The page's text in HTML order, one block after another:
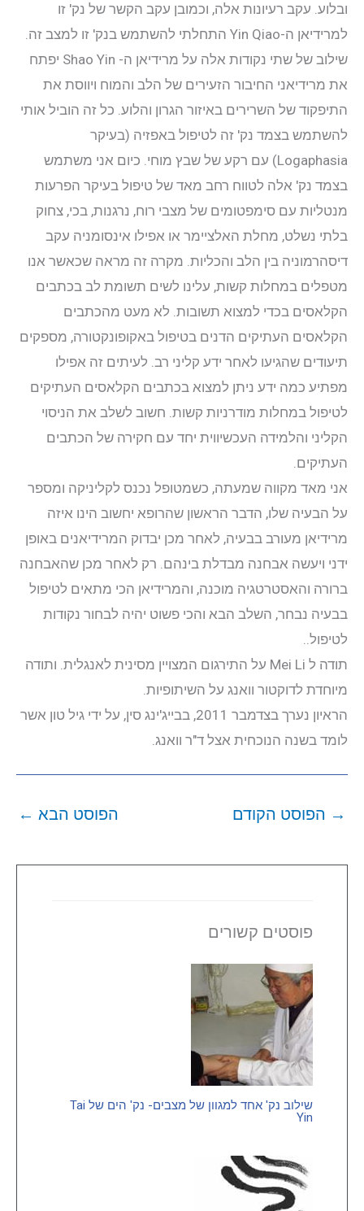
ובלוע. עקב רעיונות אלה, וכמובן עקב הקשר של נק' זו
למרידיאן ה-Yin Qiao התחלתי להשתמש בנק' זו למצב זה.
שילוב של שתי נקודות אלה על מרידיאן ה- Shao Yin יפתח
את מרידיאני החיבור הזעירים של הלב והמוח ויווסת את
התיפקוד של השרירים באיזור הגרון והלוע. כל זה הוביל אותי
להשתמש בצמד נק' זה לטיפול באפזיה (בעיקר
Logaphasia) עם רקע של שבץ מוחי. כיום אני משתמש
בצמד נק' אלה לטווח רחב מאד של טיפול בעיקר הפרעות
מנטליות עם סימפטומים של מצבי רוח, נרגנות, בכי, צחוק
בלתי נשלט, מחלת האלציימר או אפילו אינסומניה עקב
דיסהרמוניה בין הלב והכליות. מקרה זה מראה שכאשר אנו
מטפלים במחלות קשות, עלינו לשים תשומת לב בכתבים
הקלאסים בכדי למצוא תשובות. לא מעט מהכתבים
הקלאסים העתיקים הדנים בטיפול באקופונקטורה, מספקים
תיעודים שהגיעו לאחר ידע קליני רב. לעיתים זה אפילו
מפתיע כמה ידע ניתן למצוא בכתבים הקלאסים העתיקים
לטיפול במחלות מודרניות קשות. חשוב לשלב את הניסוי
הקליני והלמידה העכשיווית יחד עם חקירה של הכתבים
העתיקים.
אני מאד מקווה שמעתה, כשמטופל נכנס לקליניקה ומספר
על הבעיה שלו, הדבר הראשון שהרופא יחשוב הינו איזה
מרידיאן מעורב בבעיה, לאחר מכן יבדוק המרידיאנים באופן
ידני ויעשה אבחנה מבדלת בינהם. רק לאחר מכן שהאבחנה
ברורה והאסטרטגיה מוכנה, והמרידיאן הכי מתאים לטיפול
בבעיה נבחר, השלב הבא והכי פשוט יהיה לבחור נקודות
לטיפול..
תודה ל Mei Li על התירגום המצויין מסינית לאנגלית. ותודה
מיוחדת לדוקטור וואנג על השיתופיות.
הראיון נערך בצדמבר 2011, בבייג'ינג סין, על ידי גיל טון אשר
לומד בשנה הנוכחית אצל ד"ר וואנג.
→ הפוסט הקודם הפוסט הבא ←
פוסטים קשורים
שילוב נק' אחד למגוון של מצבים- נק' הים של Tai
Yin